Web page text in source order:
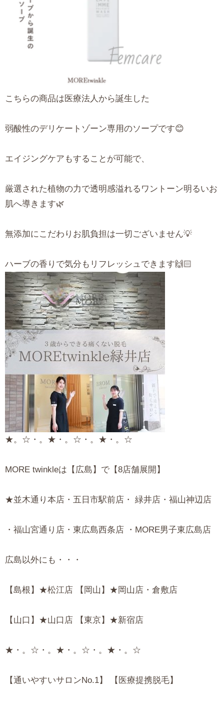
こちらの商品は医療法人から誕生した
弱酸性のデリケートゾーン専用のソープです😊
エイジングケアもすることが可能で、
厳選された植物の力で透明感溢れるワントーン明るいお
肌へ導きます🌿
無添加にこだわりお肌負担は一切ございません💡
ハーブの香りで気分もリフレッシュできます🙌🏻
★。☆・。★・。☆・。★・。☆
MORE twinkleは【広島】で【8店舗展開】
★並木通り本店・五日市駅前店・ 緑井店・福山神辺店
・福山宮通り店・東広島西条店 ・MORE男子東広島店
広島以外にも・・・
【島根】★松江店 【岡山】★岡山店・倉敷店
【山口】★山口店 【東京】★新宿店
★・。☆・。★・。☆・。★・。☆
【通いやすいサロンNo.1】 【医療提携脱毛】